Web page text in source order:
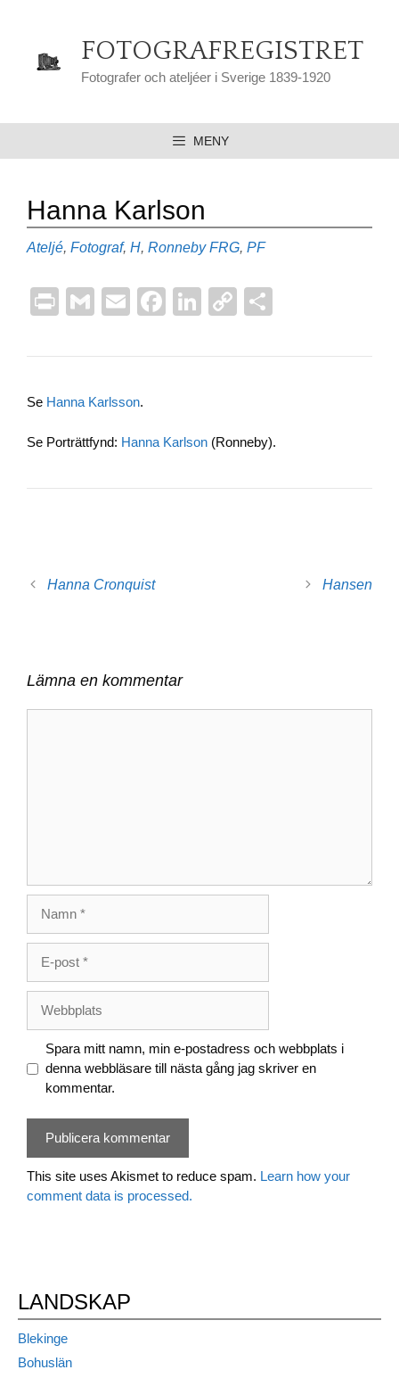
FOTOGRAFREGISTRET
Fotografer och ateljéer i Sverige 1839-1920
MENY
Hanna Karlson
Kategorier
Ateljé, Fotograf, H, Ronneby Etiketter
FRG, PF
Pr
t
G
ail
E
ail
F
c
o
Li
k
n
C
p
n
a
Se Hanna Karlsson.
Se Porträttfynd: Hanna Karlson (Ronneby).
Hanna Cronquist Hansen
Lämna en kommentar
post
Spara mitt namn, min e-postadress och webbplats i
denna webbläsare till nästa gång jag skriver en
kommentar.
This site uses Akismet to reduce spam. Learn how your
comment data is processed.
LANDSKAP
Blekinge
Bohuslän